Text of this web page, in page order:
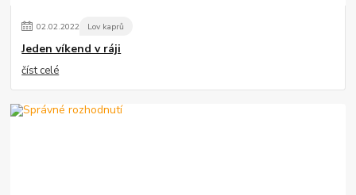
02.02.2022 Lov kaprů
Jeden víkend v ráji
číst celé